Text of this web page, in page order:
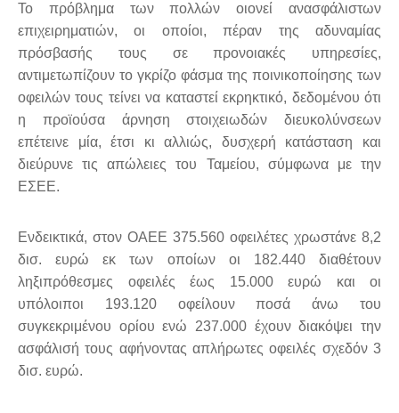
Το πρόβλημα των πολλών οιονεί ανασφάλιστων
επιχειρηματιών, οι οποίοι, πέραν της αδυναμίας
πρόσβασής τους σε προνοιακές υπηρεσίες,
αντιμετωπίζουν το γκρίζο φάσμα της ποινικοποίησης των
οφειλών τους τείνει να καταστεί εκρηκτικό, δεδομένου ότι
η προϊούσα άρνηση στοιχειωδών διευκολύνσεων
επέτεινε μία, έτσι κι αλλιώς, δυσχερή κατάσταση και
διεύρυνε τις απώλειες του Ταμείου, σύμφωνα με την
ΕΣΕΕ.
Ενδεικτικά, στον ΟΑΕΕ 375.560 οφειλέτες χρωστάνε 8,2
δισ. ευρώ εκ των οποίων οι 182.440 διαθέτουν
ληξιπρόθεσμες οφειλές έως 15.000 ευρώ και οι
υπόλοιποι 193.120 οφείλουν ποσά άνω του
συγκεκριμένου ορίου ενώ 237.000 έχουν διακόψει την
ασφάλισή τους αφήνοντας απλήρωτες οφειλές σχεδόν 3
δισ. ευρώ.